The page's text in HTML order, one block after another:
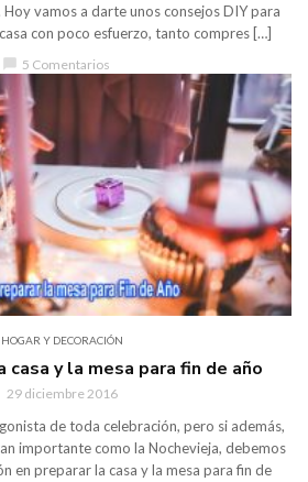
vamos a darte unos consejos DIY para
con poco esfuerzo, tanto compres […]
chat_bubble 5 Comentarios
HOGAR Y DECORACIÓN
casa y la mesa para fin de año
29 diciembre 2016
de toda celebración, pero si además,
importante como la Nochevieja, debemos
en preparar la casa y la mesa para fin de